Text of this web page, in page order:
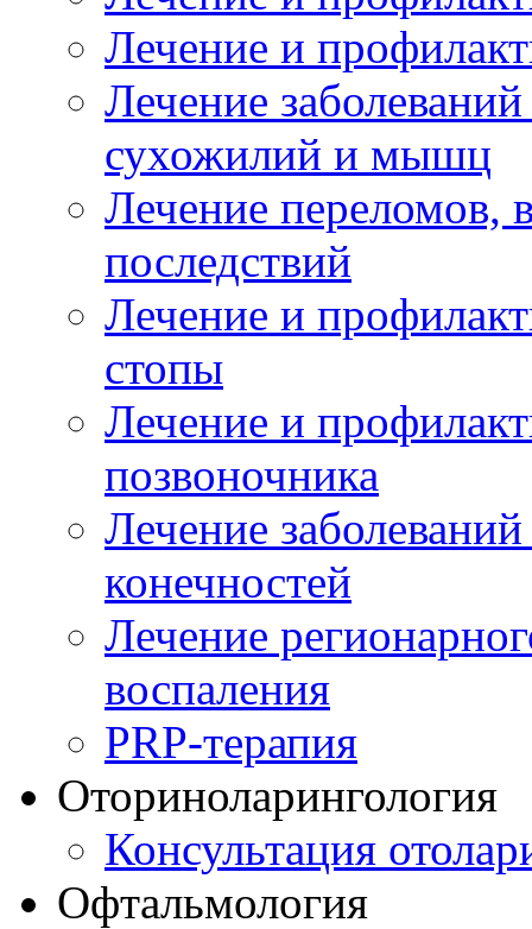
Лечение и
Лечение
сухожилий и мышц
Лечение переломов,
последствий
Лечение и
стопы
Лечение и
позвоночника
Лечение
конечностей
Лечение
воспаления
PRP-терапия
Оториноларингология
Консультация
Офтальмология